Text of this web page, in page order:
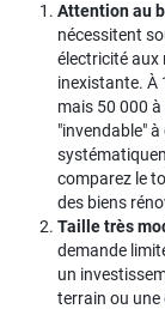
Attention au
nécessitent
électricité aux
inexistante. À
mais 50 000
"invendable"
comparez le
des biens
Taille très
demande
un
terrain ou une